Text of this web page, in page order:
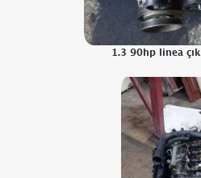
1.3 90hp linea